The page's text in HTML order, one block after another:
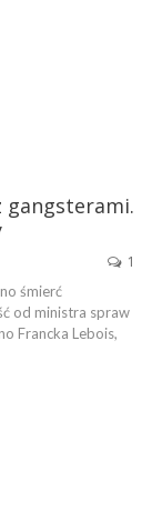
gangsterami.
1
śmierć
od ministra spraw
Francka Lebois,